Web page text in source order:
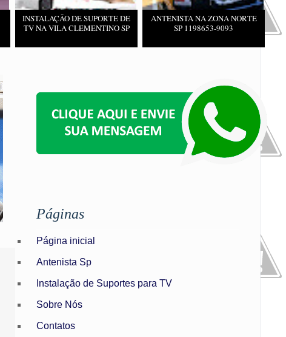
INSTALAÇÃO DE SUPORTE DE
TV NA VILA CLEMENTINO SP
ANTENISTA NA ZONA NORTE
SP 1198653-9093
Páginas
Página inicial
Antenista Sp
Instalação de Suportes para TV
Sobre Nós
Contatos